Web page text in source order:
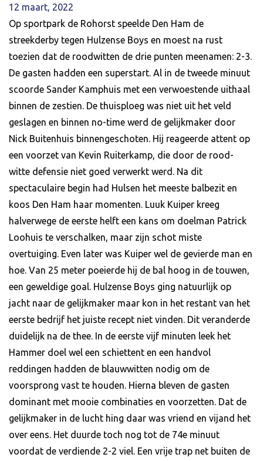
12 maart, 2022
Op sportpark de Rohorst speelde Den Ham de
streekderby tegen Hulzense Boys en moest na rust
toezien dat de roodwitten de drie punten meenamen: 2-3.
De gasten hadden een superstart. Al in de tweede minuut
scoorde Sander Kamphuis met een verwoestende uithaal
binnen de zestien. De thuisploeg was niet uit het veld
geslagen en binnen no-time werd de gelijkmaker door
Nick Buitenhuis binnengeschoten. Hij reageerde attent op
een voorzet van Kevin Ruiterkamp, die door de rood-
witte defensie niet goed verwerkt werd. Na dit
spectaculaire begin had Hulsen het meeste balbezit en
koos Den Ham haar momenten. Luuk Kuiper kreeg
halverwege de eerste helft een kans om doelman Patrick
Loohuis te verschalken, maar zijn schot miste
overtuiging. Even later was Kuiper wel de gevierde man en
hoe. Van 25 meter poeierde hij de bal hoog in de touwen,
een geweldige goal. Hulzense Boys ging natuurlijk op
jacht naar de gelijkmaker maar kon in het restant van het
eerste bedrijf het juiste recept niet vinden. Dit veranderde
duidelijk na de thee. In de eerste vijf minuten leek het
Hammer doel wel een schiettent en een handvol
reddingen hadden de blauwwitten nodig om de
voorsprong vast te houden. Hierna bleven de gasten
dominant met mooie combinaties en voorzetten. Dat de
gelijkmaker in de lucht hing daar was vriend en vijand het
over eens. Het duurde toch nog tot de 74e minuut
voordat de verdiende 2-2 viel. Een vrije trap net buiten de